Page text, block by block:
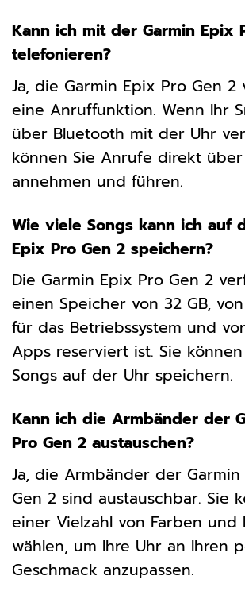
Kann ich mit der Garmin Epix
telefonieren?
Ja, die Garmin Epix Pro Gen
eine Anruffunktion. Wenn Ihr
über Bluetooth mit der Uhr
können Sie Anrufe direkt
annehmen und führen.
Wie viele Songs kann ich auf
Epix Pro Gen 2 speichern?
Die Garmin Epix Pro Gen 2
einen Speicher von 32 GB,
für das Betriebssystem und
Apps reserviert ist. Sie
Songs auf der Uhr speichern.
Kann ich die Armbänder der
Pro Gen 2 austauschen?
Ja, die Armbänder der
Gen 2 sind austauschbar. Sie
einer Vielzahl von Farben und
wählen, um Ihre Uhr an Ihren
Geschmack anzupassen.